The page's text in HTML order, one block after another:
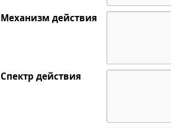
Механизм действия
Спектр действия